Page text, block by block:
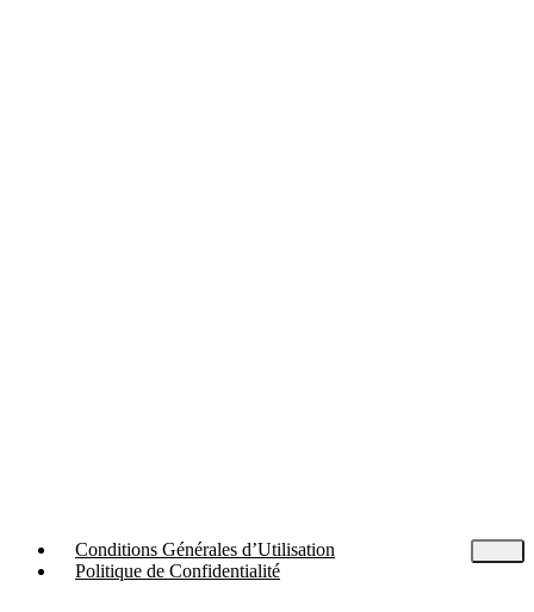
Conditions Générales d’Utilisation
Politique de Confidentialité